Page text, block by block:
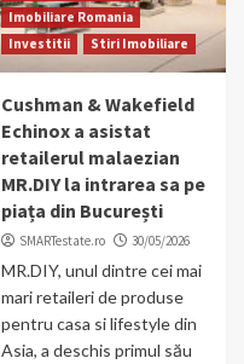
Imobiliare Romania
Investitii
Stiri Imobiliare
Cushman & Wakefield
Echinox a asistat
retailerul malaezian
MR.DIY la intrarea sa pe
piața din București
SMARTestate.ro 30/05/2026
MR.DIY, unul dintre cei mai
mari retaileri de produse
pentru casa si lifestyle din
Asia, a deschis primul său